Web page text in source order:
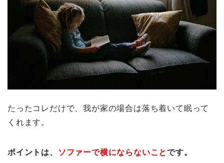
たったコレだけで、我が家の場合は落ち着いて眠って
くれます。
ポイントは、 ソファーで横にならないことです。